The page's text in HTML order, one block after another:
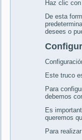
Haz clic
De esta
desees o
Este truco
Para
debemos
Es
queremos
Para